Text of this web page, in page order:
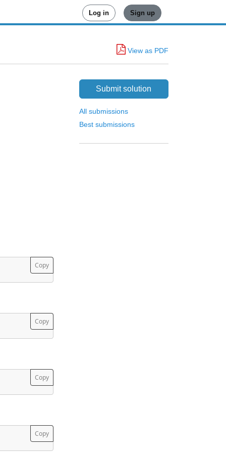
Log in Sign up
View as PDF
Submit solution
All submissions
Best submissions
Copy
Copy
Copy
Copy